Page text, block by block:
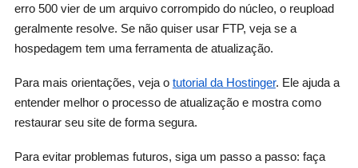
erro 500 vier de um arquivo corrompido do núcleo, o reupload
geralmente resolve. Se não quiser usar FTP, veja se a
hospedagem tem uma ferramenta de atualização.
Para mais orientações, veja o tutorial da Hostinger. Ele ajuda a
entender melhor o processo de atualização e mostra como
restaurar seu site de forma segura.
Para evitar problemas futuros, siga um passo a passo: faça